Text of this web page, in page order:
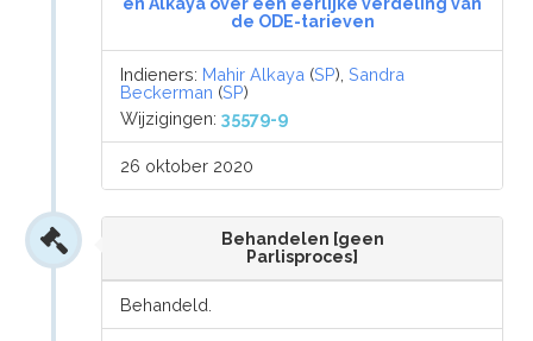
de ODE-tarieven
Indieners: Mahir Alkaya (SP),Sandra
Beckerman (SP)
Wijzigingen:35579-9
26 oktober 2020
Behandelen [geen
Parlisproces]
Behandeld.